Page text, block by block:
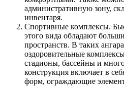
административную зону,
инвентаря.
Спортивные комплексы.
этого вида обладают
пространств. В таких
оздоровительные
стадионы, бассейны и
конструкция включает в
форм, ограждающие